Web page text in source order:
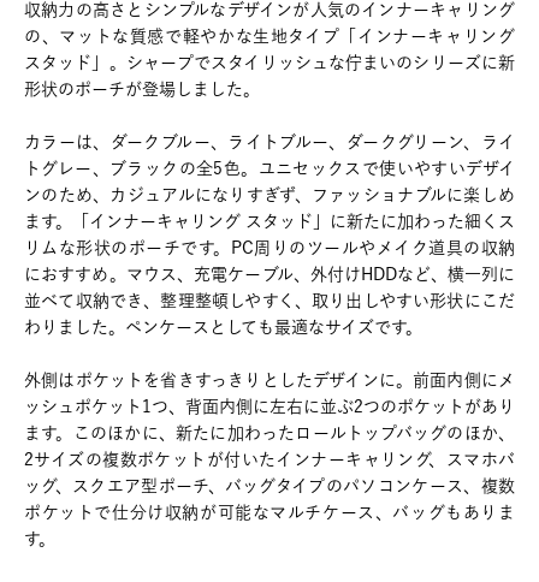
収納力の高さとシンプルなデザインが人気のインナーキャリング
の、マットな質感で軽やかな生地タイプ「インナーキャリング
スタッド」。シャープでスタイリッシュな佇まいのシリーズに新
形状のポーチが登場しました。
カラーは、ダークブルー、ライトブルー、ダークグリーン、ライ
トグレー、ブラックの全5色。ユニセックスで使いやすいデザイ
ンのため、カジュアルになりすぎず、ファッショナブルに楽しめ
ます。「インナーキャリング スタッド」に新たに加わった細くス
リムな形状のポーチです。PC周りのツールやメイク道具の収納
におすすめ。マウス、充電ケーブル、外付けHDDなど、横一列に
並べて収納でき、整理整頓しやすく、取り出しやすい形状にこだ
わりました。ペンケースとしても最適なサイズです。
外側はポケットを省きすっきりとしたデザインに。前面内側にメ
ッシュポケット1つ、背面内側に左右に並ぶ2つのポケットがあり
ます。このほかに、新たに加わったロールトップバッグのほか、
2サイズの複数ポケットが付いたインナーキャリング、スマホバ
ッグ、スクエア型ポーチ、バッグタイプのパソコンケース、複数
ポケットで仕分け収納が可能なマルチケース、バッグもありま
す。